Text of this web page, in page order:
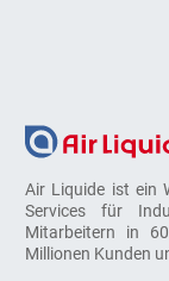
Air Liquide ist ein
Services für
Mitarbeitern in
Millionen Kunden